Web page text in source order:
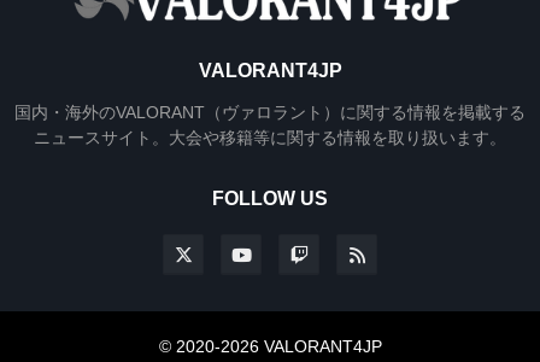
VALORANT4JP
国内・海外のVALORANT（ヴァロラント）に関する情報を掲載する
ニュースサイト。大会や移籍等に関する情報を取り扱います。
FOLLOW US
© 2020-2026 VALORANT4JP